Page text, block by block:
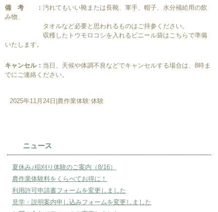
備 考 ： 汚れてもいい靴または長靴、軍手、帽子、水分補給用の飲
み物、
タオルなど必要と思われるものはご持参ください。
収穫したトウモロコシを入れるビニール袋はこちらで準備
いたします。
キャンセル： 当日、天候や体調不良などでキャンセルする場合は、8時ま
でにご連絡ください。
2025年11月24日 |農作業体験:体験
ニュース
夏休み♪稲刈り体験のご案内（8/16）
農作業体験料をくらべてお得に！
利用許可申請書フォームを変更しました
見学・説明案内申し込みフォームを変更しました